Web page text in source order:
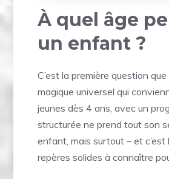
À quel âge
un enfant ?
C’est la première question
magique universel qui
jeunes dès 4 ans, avec un
structurée ne prend tout son
enfant, mais surtout – et
repères solides à connaître